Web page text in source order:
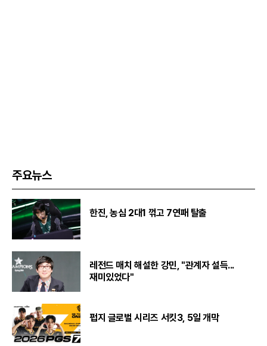
주요뉴스
한진, 농심 2대1 꺾고 7연패 탈출
레전드 매치 해설한 강민, "관계자 설득...
재미있었다"
펍지 글로벌 시리즈 서킷3, 5일 개막